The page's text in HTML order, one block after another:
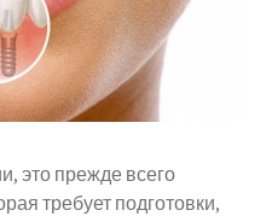
это прежде всего
требует подготовки,